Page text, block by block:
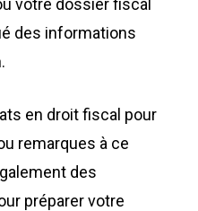
votre dossier fiscal
des informations
en droit fiscal pour
remarques à ce
des
préparer votre